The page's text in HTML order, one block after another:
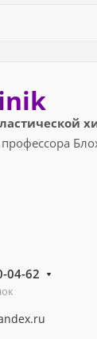
профессора
04-62